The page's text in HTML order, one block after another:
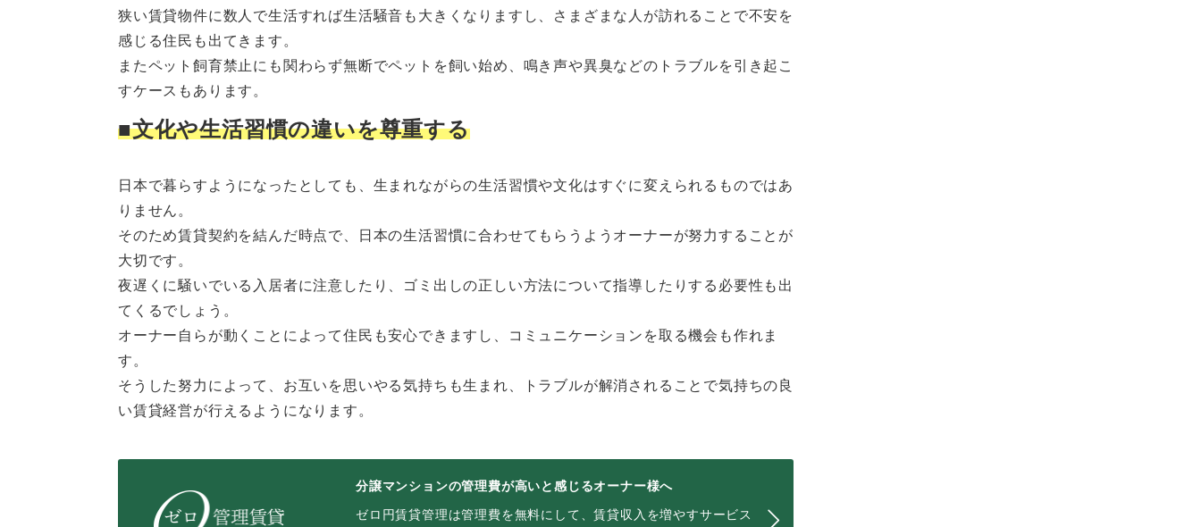
狭い賃貸物件に数人で生活すれば生活騒音も大きくなりますし、さまざまな人が訪れることで不安を
感じる住民も出てきます。
またペット飼育禁止にも関わらず無断でペットを飼い始め、鳴き声や異臭などのトラブルを引き起こ
すケースもあります。
■文化や生活習慣の違いを尊重する
日本で暮らすようになったとしても、生まれながらの生活習慣や文化はすぐに変えられるものではあ
りません。
そのため賃貸契約を結んだ時点で、日本の生活習慣に合わせてもらうようオーナーが努力することが
大切です。
夜遅くに騒いでいる入居者に注意したり、ゴミ出しの正しい方法について指導したりする必要性も出
てくるでしょう。
オーナー自らが動くことによって住民も安心できますし、コミュニケーションを取る機会も作れま
す。
そうした努力によって、お互いを思いやる気持ちも生まれ、トラブルが解消されることで気持ちの良
い賃貸経営が行えるようになります。
分譲マンションの管理費が高いと感じるオーナー様へ
ゼロ円賃貸管理は管理費を無料にして、賃貸収入を増やすサービス